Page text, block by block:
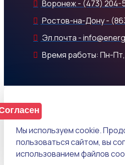
Воронеж - (473) 204-
Ростов-на-Дону -
Эл.почта -
Время работы: Пн-
Мы используем cookie.
пользоваться сайтом, вы
использованием файлов